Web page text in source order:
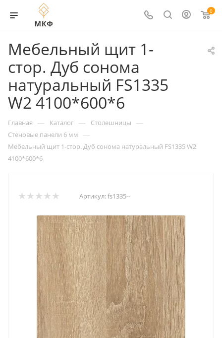
0
Мебельный щит 1-
стор. Дуб сонома
натуральный FS1335
W2 4100*600*6
Главная — Каталог — Столешницы —
Стеновые панели 6 мм —
Мебельный щит 1-стор. Дуб сонома натуральный FS1335 W2
4100*600*6
Артикул:fs1335--